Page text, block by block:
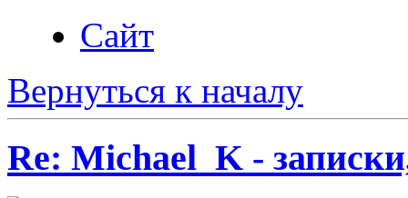
Сайт
Вернуться к началу
Re: Michael_K -